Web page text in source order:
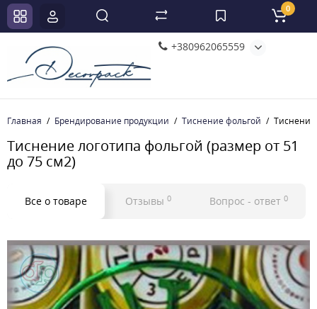
+380962065559
0
Главная Брендирование продукции Тиснение фольгой Тиснение
Тиснение логотипа фольгой (размер от 51
до 75 см2)
Все о товаре Отзывы 0 Вопрос - ответ 0